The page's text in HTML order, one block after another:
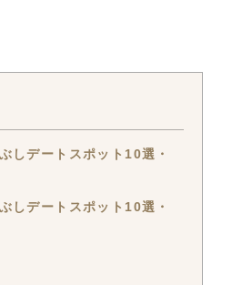
しデートスポット10選・
しデートスポット10選・